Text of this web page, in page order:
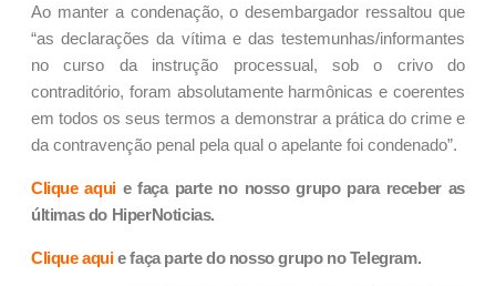
Ao manter a condenação, o desembargador ressaltou que
“as declarações da vítima e das testemunhas/informantes
no curso da instrução processual, sob o crivo do
contraditório, foram absolutamente harmônicas e coerentes
em todos os seus termos a demonstrar a prática do crime e
da contravenção penal pela qual o apelante foi condenado”.
Clique aqui e faça parte no nosso grupo para receber as
últimas do HiperNoticias.
Clique aquie faça parte do nosso grupo no Telegram.